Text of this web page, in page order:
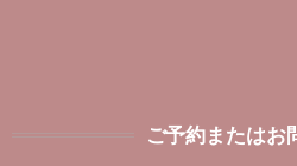
ご予約またはお